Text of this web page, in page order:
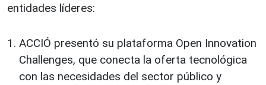
entidades líderes:
ACCIÓ presentó su plataforma Open Innovation
Challenges, que conecta la oferta tecnológica
con las necesidades del sector público y